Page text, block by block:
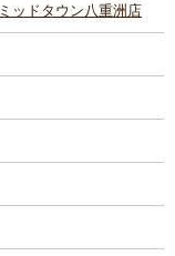
ッドタウン八重洲店